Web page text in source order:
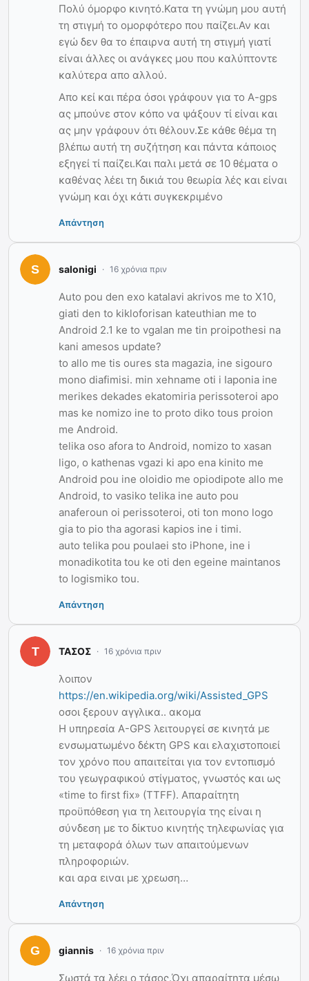
Πολύ όμορφο κινητό.Κατα τη γνώμη μου αυτή
τη στιγμή το ομορφότερο που παίζει.Αν και
εγώ δεν θα το έπαιρνα αυτή τη στιγμή γιατί
είναι άλλες οι ανάγκες μου που καλύπτοντε
καλύτερα απο αλλού.
Απο κεί και πέρα όσοι γράφουν για το A-gps
ας μπούνε στον κόπο να ψάξουν τί είναι και
ας μην γράφουν ότι θέλουν.Σε κάθε θέμα τη
βλέπω αυτή τη συζήτηση και πάντα κάποιος
εξηγεί τί παίζει.Και παλι μετά σε 10 θέματα ο
καθένας λέει τη δικιά του θεωρία λές και είναι
γνώμη και όχι κάτι συγκεκριμένο
Απάντηση
salonigi 16 χρόνια πριν
Auto pou den exo katalavi akrivos me to X10,
giati den to kikloforisan kateuthian me to
Android 2.1 ke to vgalan me tin proipothesi na
kani amesos update?
to allo me tis oures sta magazia, ine sigouro
mono diafimisi. min xehname oti i Iaponia ine
merikes dekades ekatomiria perissoteroi apo
mas ke nomizo ine to proto diko tous proion
me Android.
telika oso afora to Android, nomizo to xasan
ligo, o kathenas vgazi ki apo ena kinito me
Android pou ine oloidio me opiodipote allo me
Android, to vasiko telika ine auto pou
anaferoun oi perissoteroi, oti ton mono logo
gia to pio tha agorasi kapios ine i timi.
auto telika pou poulaei sto iPhone, ine i
monadikotita tou ke oti den egeine maintanos
to logismiko tou.
Απάντηση
ΤΑΣΟΣ 16 χρόνια πριν
λοιπον
https://en.wikipedia.org/wiki/Assisted_GPS
οσοι ξερουν αγγλικα.. ακομα
Η υπηρεσία A-GPS λειτουργεί σε κινητά με
ενσωματωμένο δέκτη GPS και ελαχιστοποιεί
τον χρόνο που απαιτείται για τον εντοπισμό
του γεωγραφικού στίγματος, γνωστός και ως
«time to first fix» (TTFF). Απαραίτητη
προϋπόθεση για τη λειτουργία της είναι η
σύνδεση με το δίκτυο κινητής τηλεφωνίας για
τη μεταφορά όλων των απαιτούμενων
πληροφοριών.
και αρα ειναι με χρεωση…
Απάντηση
giannis 16 χρόνια πριν
Σωστά τα λέει ο τάσος.Όχι απαραίτητα μέσω